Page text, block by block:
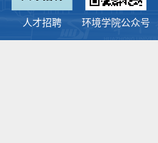
人才招聘 环境学院公众号